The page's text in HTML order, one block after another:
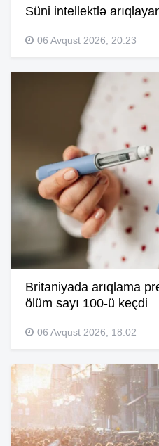
Süni intellektlə
06 Avqust 2026, 20:23
Britaniyada arıqlama
ölüm sayı 100-ü keçdi
06 Avqust 2026, 18:02